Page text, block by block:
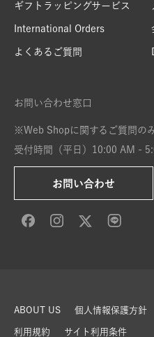
ギフトラッピングサービス
International Orders
よくあるご質問
お問い合わせ窓口
※Web Shopに関するご質問の
受付時間（平日）10:00 AM -
お問い合わせ
ABOUT US 個人情報保護方針
利用規約 サイト利用条件